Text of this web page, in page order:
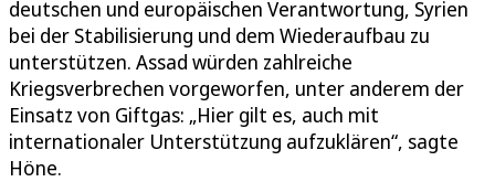
deutschen und europäischen Verantwortung, Syrien
bei der Stabilisierung und dem Wiederaufbau zu
unterstützen. Assad würden zahlreiche
Kriegsverbrechen vorgeworfen, unter anderem der
Einsatz von Giftgas: „Hier gilt es, auch mit
internationaler Unterstützung aufzuklären“, sagte
Höne.